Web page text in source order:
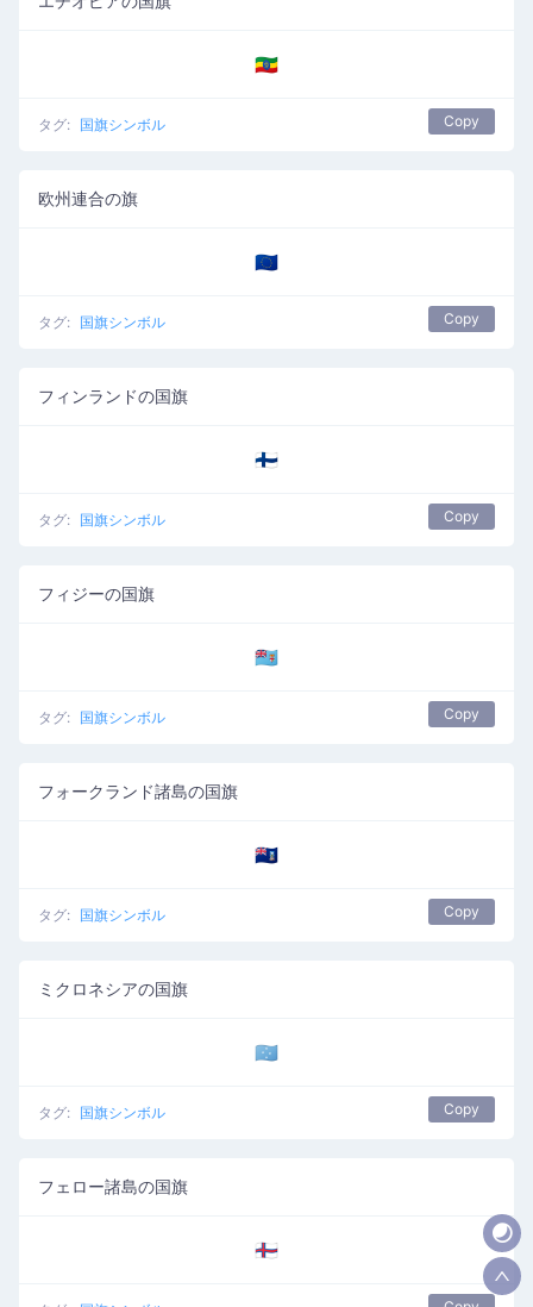
🇪🇹
タグ: 国旗シンボル Copy
欧州連合の旗
🇪🇺
タグ: 国旗シンボル Copy
フィンランドの国旗
🇫🇮
タグ: 国旗シンボル Copy
フィジーの国旗
🇫🇯
タグ: 国旗シンボル Copy
フォークランド諸島の国旗
🇫🇰
タグ: 国旗シンボル Copy
ミクロネシアの国旗
🇫🇲
タグ: 国旗シンボル Copy
フェロー諸島の国旗
🇫🇴